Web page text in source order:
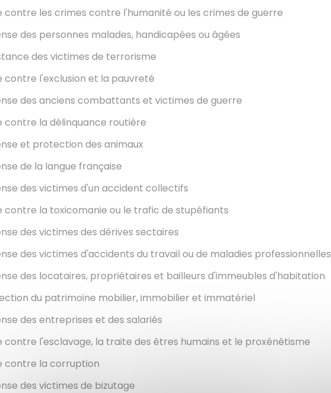
contre les crimes contre l'humanité ou les crimes de guerre
des personnes malades, handicapées ou âgées
des victimes de terrorisme
contre l'exclusion et la pauvreté
des anciens combattants et victimes de guerre
contre la délinquance routière
et protection des animaux
de la langue française
des victimes d'un accident collectifs
contre la toxicomanie ou le trafic de stupéfiants
des victimes des dérives sectaires
des victimes d'accidents du travail ou de maladies professionnelles
des locataires, propriétaires et bailleurs d'immeubles d'habitation
du patrimoine mobilier, immobilier et immatériel
des entreprises et des salariés
contre l'esclavage, la traite des êtres humains et le proxénétisme
contre la corruption
des victimes de bizutage